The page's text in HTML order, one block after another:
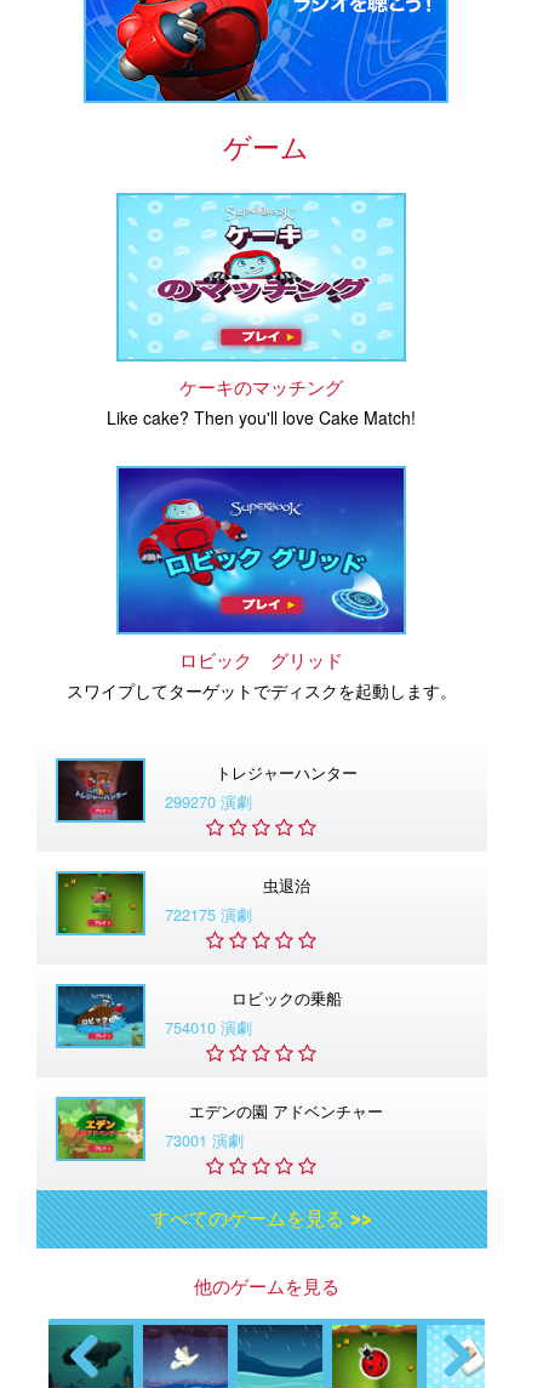
ゲーム
ケーキのマッチング
Like cake? Then you'll love Cake Match!
ロビック グリッド
スワイプしてターゲットでディスクを起動します。
トレジャーハンター
299270 演劇
虫退治
722175 演劇
ロビックの乗船
754010 演劇
エデンの園 アドベンチャー
73001 演劇
すべてのゲームを見る >>
他のゲームを見る